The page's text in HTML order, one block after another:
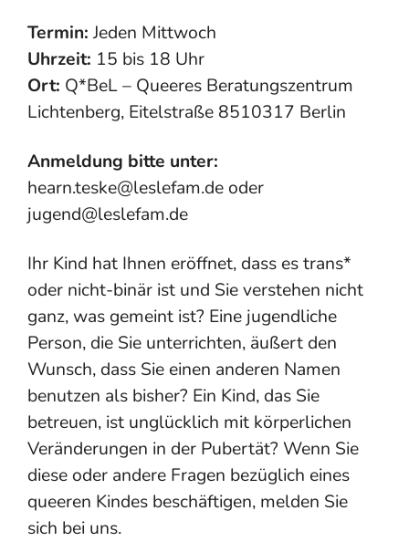
Termin:Jeden Mittwoch
Uhrzeit: 15 bis 18 Uhr
Ort: Q*BeL – Queeres Beratungszentrum
Lichtenberg, Eitelstraße 8510317 Berlin
Anmeldung bitte unter:
hearn.teske@leslefam.de oder
jugend@leslefam.de
Ihr Kind hat Ihnen eröffnet, dass es trans*
oder nicht-binär ist und Sie verstehen nicht
ganz, was gemeint ist? Eine jugendliche
Person, die Sie unterrichten, äußert den
Wunsch, dass Sie einen anderen Namen
benutzen als bisher? Ein Kind, das Sie
betreuen, ist unglücklich mit körperlichen
Veränderungen in der Pubertät? Wenn Sie
diese oder andere Fragen bezüglich eines
queeren Kindes beschäftigen, melden Sie
sich bei uns.